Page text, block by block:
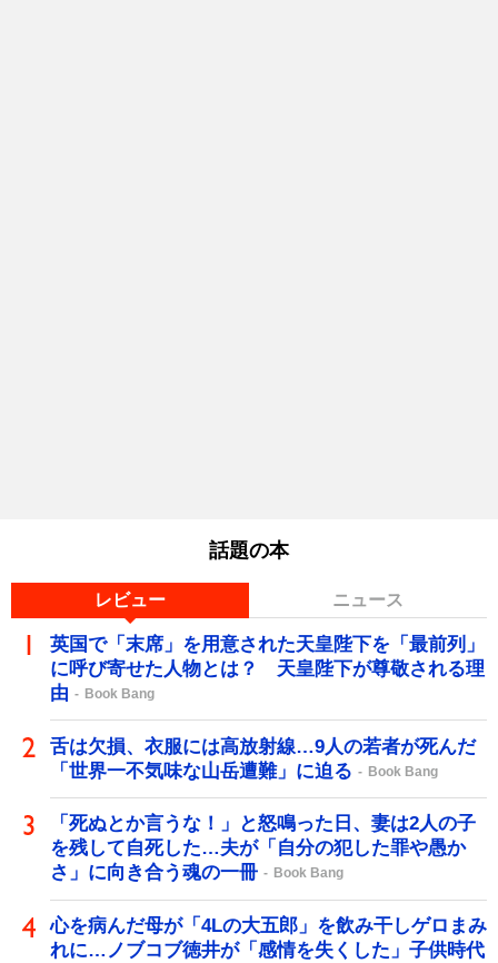
話題の本
レビュー ニュース
英国で「末席」を用意された天皇陛下を「最前列」
に呼び寄せた人物とは？ 天皇陛下が尊敬される理
由
Book Bang
舌は欠損、衣服には高放射線…9人の若者が死んだ
「世界一不気味な山岳遭難」に迫る
Book Bang
「死ぬとか言うな！」と怒鳴った日、妻は2人の子
を残して自死した…夫が「自分の犯した罪や愚か
さ」に向き合う魂の一冊
Book Bang
心を病んだ母が「4Lの大五郎」を飲み干しゲロまみ
れに…ノブコブ徳井が「感情を失くした」子供時代